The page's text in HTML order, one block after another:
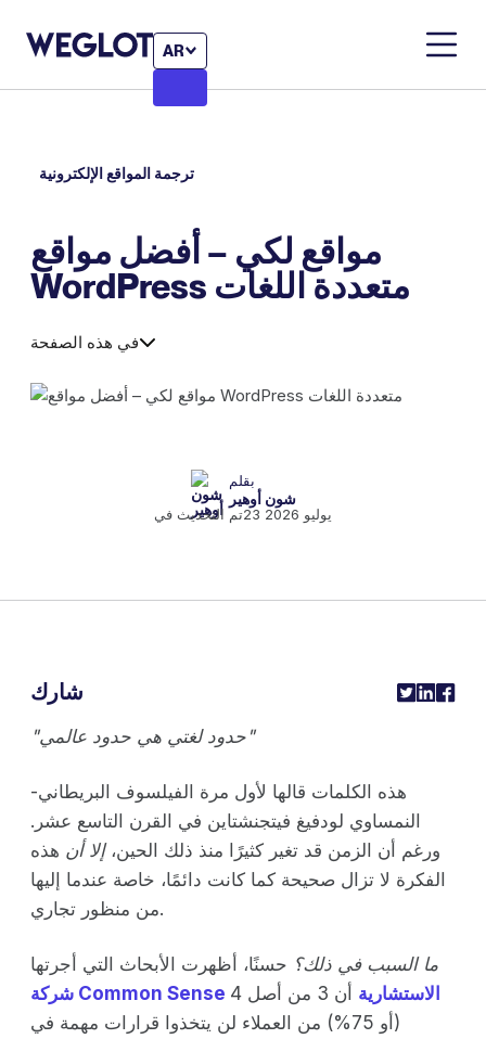
AR
ترجمة المواقع الإلكترونية
مواقع لكي – أفضل مواقع
WordPress متعددة اللغات
في هذه الصفحة
بقلم
شون أوهير
تم التحديث في
23 يوليو 2026
"حدود لغتي هي حدود عالمي"
هذه الكلمات قالها لأول مرة الفيلسوف البريطاني-
النمساوي لودفيغ فيتجنشتاين في القرن التاسع عشر.
ورغم أن الزمن قد تغير كثيرًا منذ ذلك الحين، إلا أن هذه
الفكرة لا تزال صحيحة كما كانت دائمًا، خاصة عندما إليها
من منظور تجاري.
ما السبب في ذلك؟ حسنًا، أظهرت الأبحاث التي أجرتها
شركة Common Sense الاستشارية
أن 3 من أصل 4
(أو 75%) من العملاء لن يتخذوا قرارات مهمة في
شارك